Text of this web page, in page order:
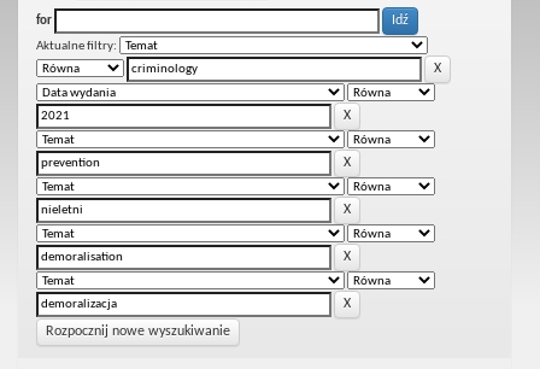
for
Aktualne filtry:
Rozpocznij nowe wyszukiwanie